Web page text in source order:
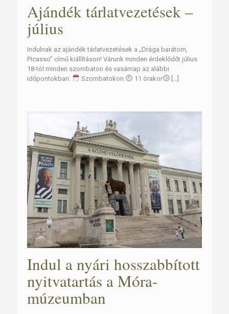
Ajándék tárlatvezetések –
július
Indulnak az ajándék tárlatvezetések a „Drága barátom,
Picasso” című kiállításon! Várunk minden érdeklődőt július
18-tól minden szombaton és vasárnap az alábbi
időpontokban:
Szombatokon: 11 órakor […]
Indul a nyári hosszabbított
nyitvatartás a Móra-
múzeumban